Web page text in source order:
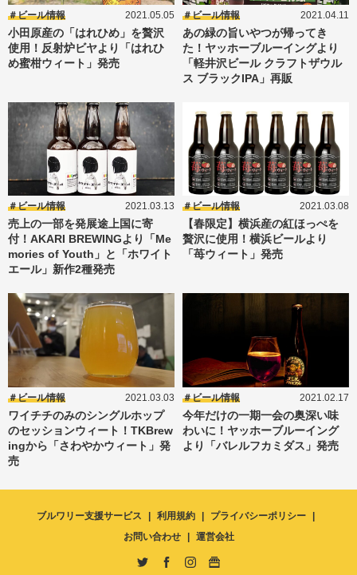
ビール情報 2021.05.05
小田原産の「はれひめ」を贅沢
使用！反射炉ビヤより「はれひ
め蜜柑ウィート」発売
ビール情報 2021.04.11
あの緑の旨いやつが帰ってき
た！ヤッホーブルーイングより
「軽井沢ビール クラフトザウル
ス ブラックIPA」再販
ビール情報 2021.03.13
売上の一部を発展途上国に寄
付！AKARI BREWINGより「Me
mories of Youth」と「ホワイト
エール」新作2種発売
ビール情報 2021.03.08
【春限定】横浜産の紅ほっぺを
贅沢に使用！横浜ビールより
「苺ウィート」発売
ビール情報 2021.03.03
ワイチチのみのシングルホップ
のセッションウィート！TKBrew
ingから「さわやかウィート」発
売
ビール情報 2021.02.17
今年だけの一期一会の奥深い味
わいに！ヤッホーブルーイング
より「バレルフカミダス」発売
ブルワリー支援サービス 利用規約
プライバシーポリシー
お問い合わせ
運営会社